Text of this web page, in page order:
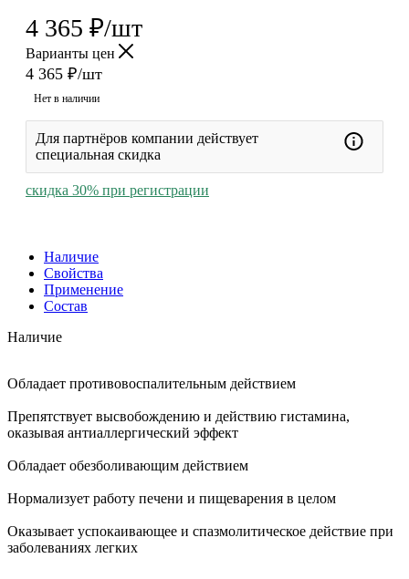
4 365 ₽/шт
Варианты цен
4 365 ₽/шт
Нет в наличии
Для партнёров компании действует
специальная скидка
скидка 30% при регистрации
Наличие
Свойства
Применение
Состав
Наличие
Обладает противовоспалительным действием
Препятствует высвобождению и действию гистамина,
оказывая антиаллергический эффект
Обладает обезболивающим действием
Нормализует работу печени и пищеварения в целом
Оказывает успокаивающее и спазмолитическое действие при
заболеваниях легких